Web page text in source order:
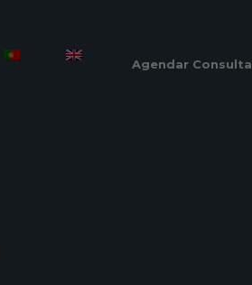
Agendar Consulta